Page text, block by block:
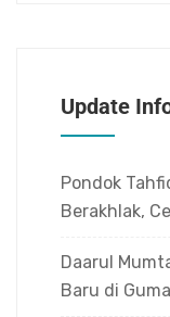
Update
Pondok
Berakhlak,
Daarul
Baru di